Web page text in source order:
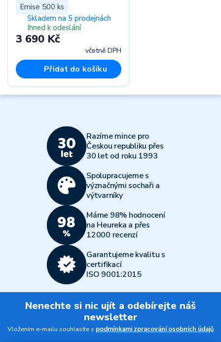
Emise 500 ks
Skladem na 5 prodejnách
Ihned k odeslání
3 690 Kč
včetně DPH
Přidat do košíku
Razíme mince pro
Českou republiku přes
30 let od roku 1993
Spolupracujeme s
význačnými sochaři a
výtvarníky
Máme 98% hodnocení
na Heureka a přes
12000 recenzí
Garantujeme kvalitu s
certifikací
ISO 9001:2015
Nenechte si nic ujít a odebírejte náš
newsletter
Vložením e-mailu souhlasíte s podmínkami zpracování osobních údajů